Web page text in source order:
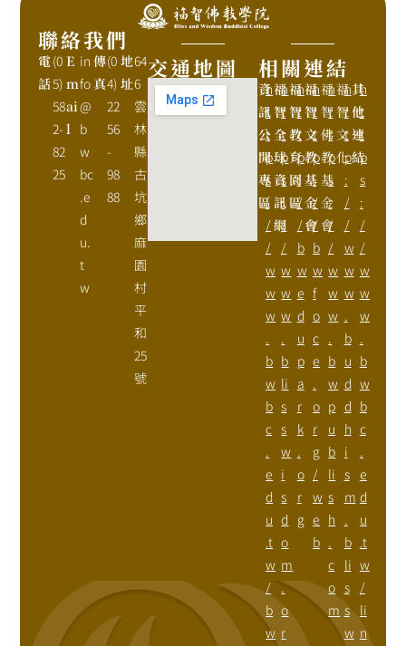
聯絡我們
電
話
(0
5)
58
2-
82
25
E
m
ai
l
in
fo
@
b
w
bc
.e
d
u.
t
w
傳
真
(0
4)
22
56
-
98
88
地
址
64
6
雲
林
縣
古
坑
鄉
麻
園
村
平
和
25
號
交通地圖 相關連結
資
訊
公
開
專
區
h
t
t
p
s
:
/
/
w
w
w
.
b
w
b
c
.
e
d
u
.t
w
/
b
w
福
智
全
球
資
訊
網
h
t
t
p
s
:
/
/
w
w
w
.
b
li
s
s
w
i
s
d
o
m
.
o
r
福
智
教
育
園
區
h
t
t
p
:
/
/
b
w
e
d
u
p
a
r
k
.
o
r
g
福
智
文
教
基
金
會
h
t
t
p
:
/
/
b
w
f
o
c
e
.
o
r
g
/
w
e
b
福
智
佛
教
基
金
會
h
t
t
p
s
:
/
/
w
w
w
.
b
w
p
u
b
li
s
h
.
c
o
m
福
智
文
化
h
t
t
p
:
/
/
w
w
w
.
b
u
d
d
h
i
s
m
.
b
li
s
s
w
其
他
連
結
h
t
t
p
s
:
/
/
w
w
w
.
b
w
b
c
.
e
d
u
.t
w
/
li
n